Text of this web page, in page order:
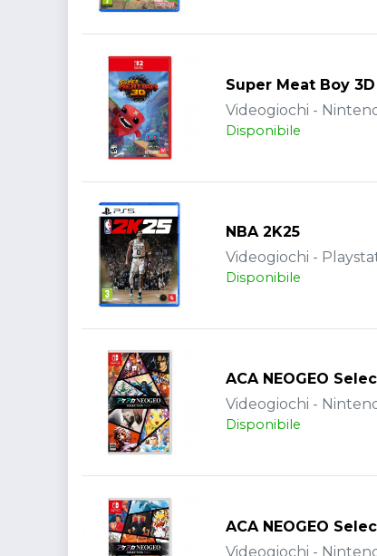
Super Meat Boy 3D
Videogiochi -
Disponibile
NBA 2K25
Videogiochi -
Disponibile
ACA NEOGEO
Videogiochi -
Disponibile
ACA NEOGEO
Videogiochi -